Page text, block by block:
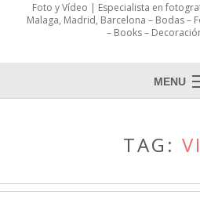
Foto y Vídeo | Especialista en
Malaga, Madrid, Barcelona – Bodas –
– Books –
MENU
TAG: